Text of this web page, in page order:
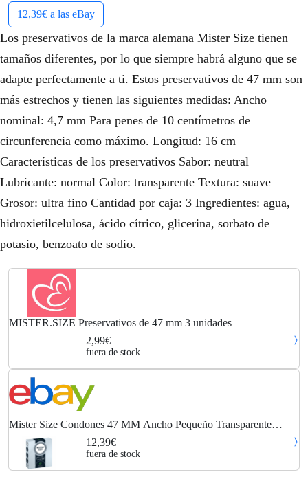
12,39€ a las eBay
Los preservativos de la marca alemana Mister Size tienen
tamaños diferentes, por lo que siempre habrá alguno que se
adapte perfectamente a ti. Estos preservativos de 47 mm son
más estrechos y tienen las siguientes medidas: Ancho
nominal: 4,7 mm Para penes de 10 centímetros de
circunferencia como máximo. Longitud: 16 cm
Características de los preservativos Sabor: neutral
Lubricante: normal Color: transparente Textura: suave
Grosor: ultra fino Cantidad por caja: 3 Ingredientes: agua,
hidroxietilcelulosa, ácido cítrico, glicerina, sorbato de
potasio, benzoato de sodio.
MISTER.SIZE Preservativos de 47 mm 3 unidades
2,99€
fuera de stock
Mister Size Condones 47 MM Ancho Pequeño Transparente
Sensación Natural Caja 3
12,39€
fuera de stock